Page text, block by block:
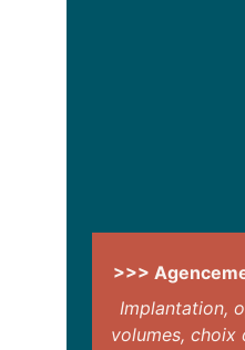
>>>
Implantation,
volumes, choix